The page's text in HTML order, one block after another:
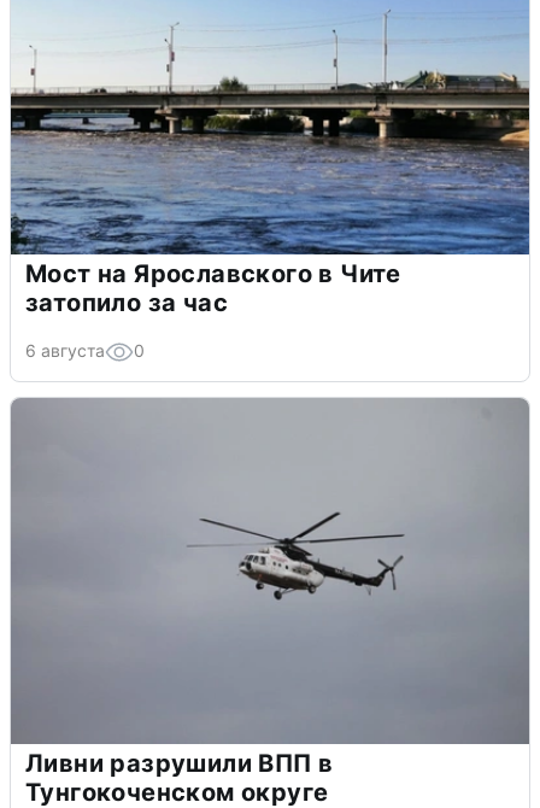
Мост на Ярославского в Чите
затопило за час
6 августа 0
Ливни разрушили ВПП в
Тунгокоченском округе